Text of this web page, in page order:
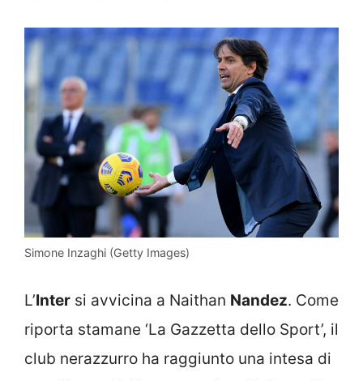
Simone Inzaghi (Getty Images)
L’Inter si avvicina a Naithan Nandez. Come
riporta stamane ‘La Gazzetta dello Sport’, il
club nerazzurro ha raggiunto una intesa di